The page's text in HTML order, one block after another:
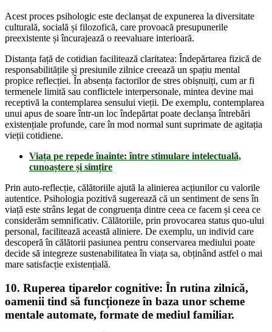
Acest proces psihologic este declanșat de expunerea la diversitate
culturală, socială și filozofică, care provoacă presupunerile
preexistente și încurajează o reevaluare interioară.
Distanța față de cotidian facilitează claritatea: Îndepărtarea fizică de
responsabilitățile și presiunile zilnice creează un spațiu mental
propice reflecției. În absența factorilor de stres obișnuiți, cum ar fi
termenele limită sau conflictele interpersonale, mintea devine mai
receptivă la contemplarea sensului vieții. De exemplu, contemplarea
unui apus de soare într-un loc îndepărtat poate declanșa întrebări
existențiale profunde, care în mod normal sunt suprimate de agitația
vieții cotidiene.
Viața pe repede înainte: între stimulare intelectuală,
cunoaștere și simțire
Prin auto-reflecție, călătoriile ajută la alinierea acțiunilor cu valorile
autentice. Psihologia pozitivă sugerează că un sentiment de sens în
viață este strâns legat de congruența dintre ceea ce facem și ceea ce
considerăm semnificativ. Călătoriile, prin provocarea status quo-ului
personal, facilitează această aliniere. De exemplu, un individ care
descoperă în călătorii pasiunea pentru conservarea mediului poate
decide să integreze sustenabilitatea în viața sa, obținând astfel o mai
mare satisfacție existențială.
10. Ruperea tiparelor cognitive: În rutina zilnică,
oamenii tind să funcționeze în baza unor scheme
mentale automate, formate de mediul familiar.